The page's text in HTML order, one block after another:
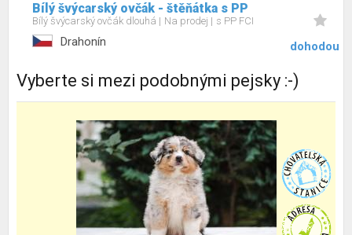
Bílý švýcarský ovčák - štěňátka s PP
Bílý švýcarský ovčák dlouhá Na prodej s PP FCI
Drahonín dohodou
Vyberte si mezi podobnými pejsky :-)